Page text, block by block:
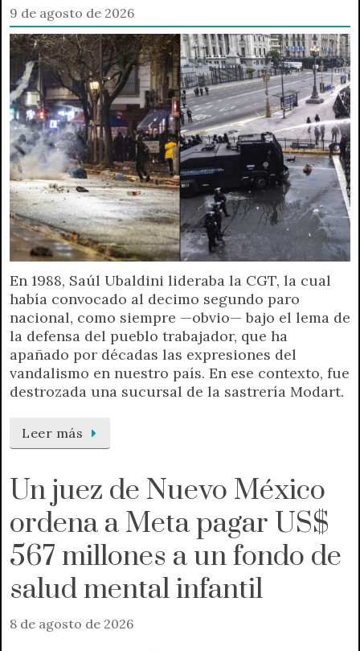
9 de agosto de 2026
En 1988, Saúl Ubaldini lideraba la CGT, la cual
había convocado al decimo segundo paro
nacional, como siempre —obvio— bajo el lema de
la defensa del pueblo trabajador, que ha
apañado por décadas las expresiones del
vandalismo en nuestro país. En ese contexto, fue
destrozada una sucursal de la sastrería Modart.
Leer más
Un juez de Nuevo México
ordena a Meta pagar US$
567 millones a un fondo de
salud mental infantil
8 de agosto de 2026